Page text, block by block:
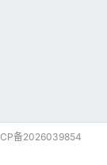
备2026039854